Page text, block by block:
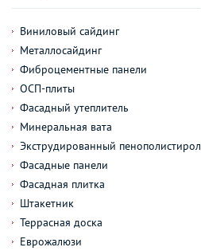
Виниловый сайдинг
Металлосайдинг
Фиброцементные панели
ОСП-плиты
Фасадный утеплитель
Минеральная вата
Экструдированный пенополистирол
Фасадные панели
Фасадная плитка
Штакетник
Террасная доска
Еврожалюзи